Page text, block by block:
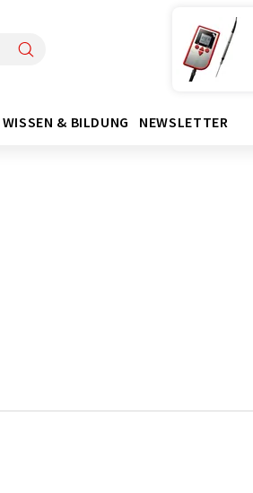
WISSEN & BILDUNG NEWSLETTER